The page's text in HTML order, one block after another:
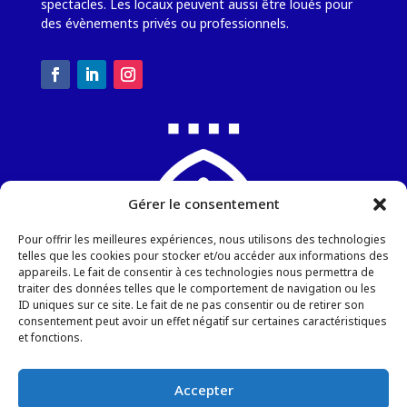
Gérer le consentement
Pour offrir les meilleures expériences, nous utilisons des technologies
telles que les cookies pour stocker et/ou accéder aux informations des
appareils. Le fait de consentir à ces technologies nous permettra de
traiter des données telles que le comportement de navigation ou les
ID uniques sur ce site. Le fait de ne pas consentir ou de retirer son
consentement peut avoir un effet négatif sur certaines caractéristiques
et fonctions.
Accepter
spectacles. Les locaux peuvent aussi être loués pour
des évènements privés ou professionnels.
Chapelle Sainte-Blandine
6, rue de la Gendarmerie